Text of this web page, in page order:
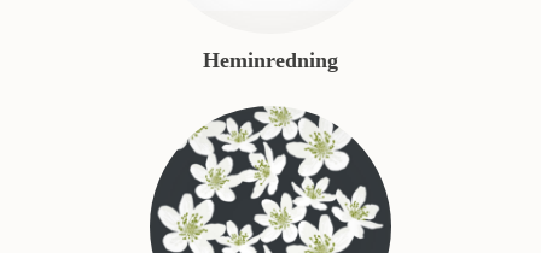
Heminredning